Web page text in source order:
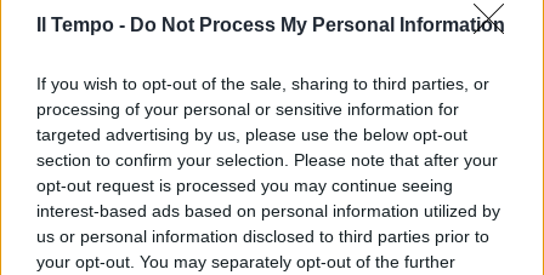
Il Tempo - Do Not Process My Personal Information
If you wish to opt-out of the sale, sharing to third parties, or
processing of your personal or sensitive information for
targeted advertising by us, please use the below opt-out
section to confirm your selection. Please note that after your
opt-out request is processed you may continue seeing
interest-based ads based on personal information utilized by
us or personal information disclosed to third parties prior to
your opt-out. You may separately opt-out of the further
In evidenza